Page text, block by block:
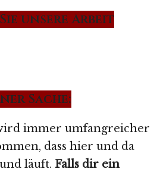
unsere Arbeit
Sache:
immer umfangreicher
dass hier und da
läuft. Falls dir ein